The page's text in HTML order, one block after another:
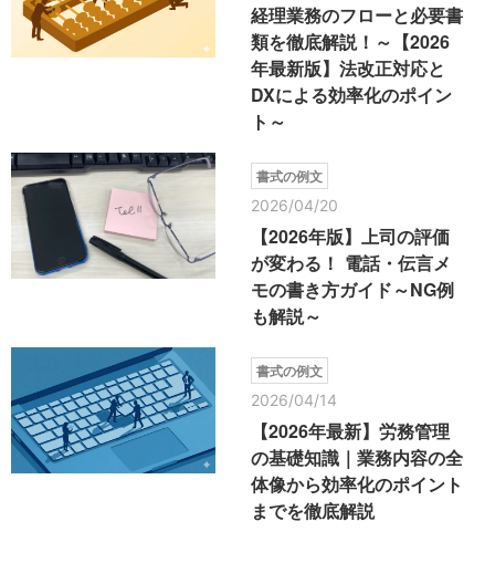
経理業務のフローと必要書
類を徹底解説！～【2026
年最新版】法改正対応と
DXによる効率化のポイン
ト～
書式の例文
2026/04/20
【2026年版】上司の評価
が変わる！ 電話・伝言メ
モの書き方ガイド～NG例
も解説～
書式の例文
2026/04/14
【2026年最新】労務管理
の基礎知識｜業務内容の全
体像から効率化のポイント
までを徹底解説